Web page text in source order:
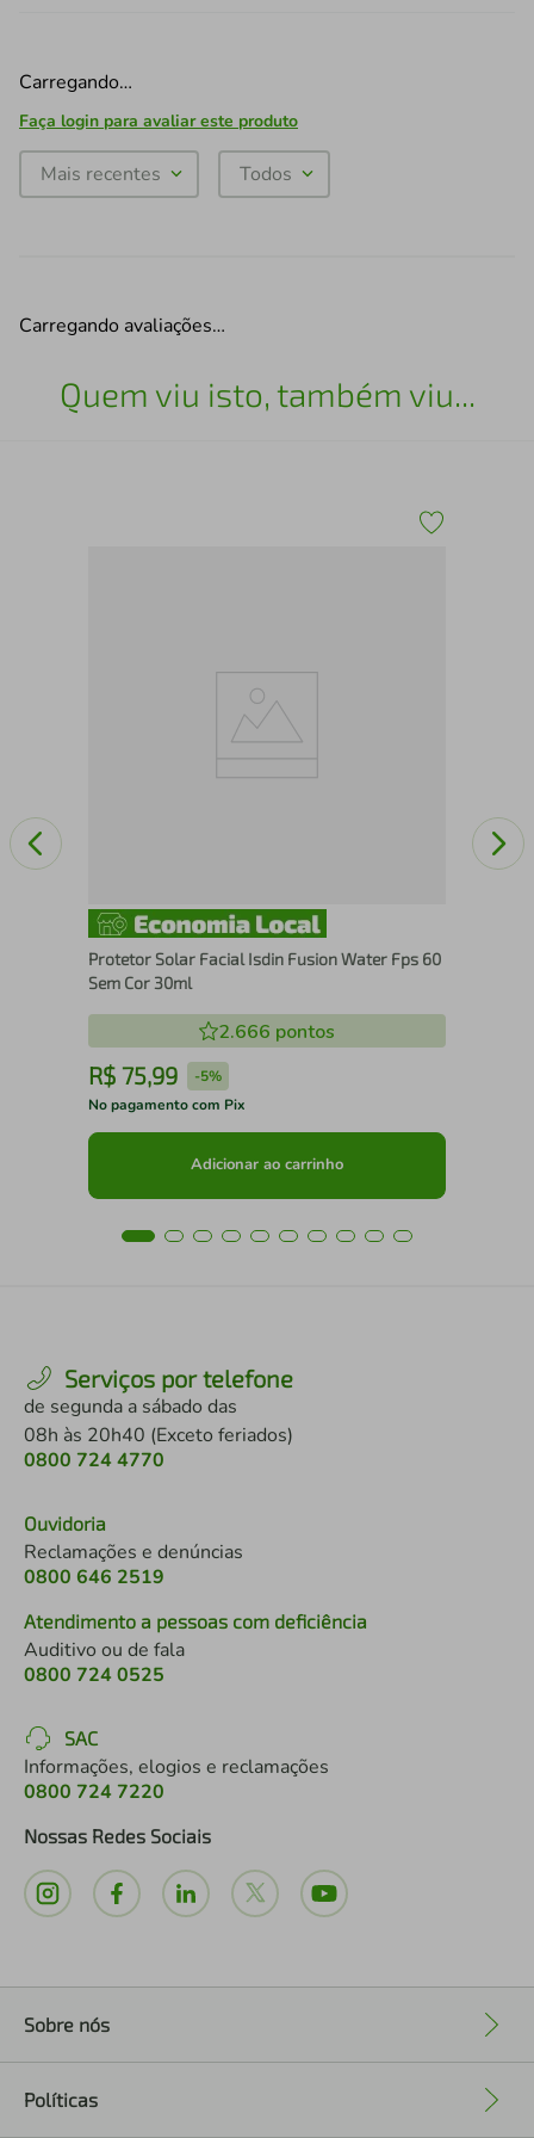
Carregando…
Faça login para avaliar este produto
Mais recentes Todos
Carregando avaliações…
Quem viu isto, também viu...
Protetor Solar Facial Isdin Fusion Water Fps 60
Sem Cor 30ml
2.666 pontos
R$ 75,99 -5%
No pagamento com Pix
Adicionar ao carrinho
Serviços por telefone
de segunda a sábado das
08h às 20h40 (Exceto feriados)
0800 724 4770
Ouvidoria
Reclamações e denúncias
0800 646 2519
Atendimento a pessoas com deficiência
Auditivo ou de fala
0800 724 0525
SAC
Informações, elogios e reclamações
0800 724 7220
Nossas Redes Sociais
Sobre nós
Políticas